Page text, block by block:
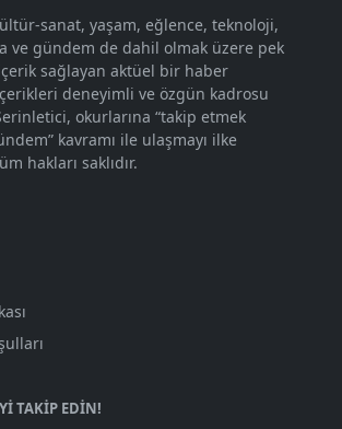
sanat, yaşam, eğlence, teknoloji,
ve gündem de dahil olmak üzere pek
sağlayan aktüel bir haber
deneyimli ve özgün kadrosu
okurlarına “takip etmek
kavramı ile ulaşmayı ilke
hakları saklıdır.
TAKIP EDIN!